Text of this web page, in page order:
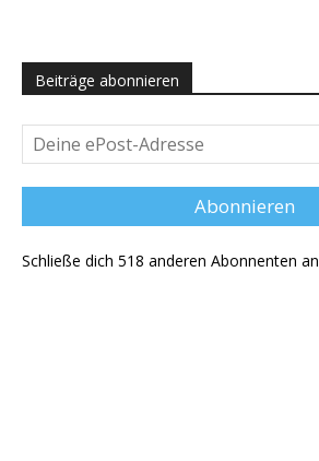
Beiträge abonnieren
Deine
ePost-
Adresse
Abonnieren
Schließe dich 518 anderen Abonnenten an